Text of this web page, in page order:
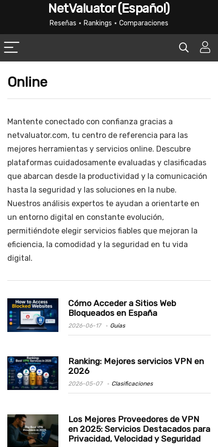
NetValuator (Español)
Reseñas ⋆ Rankings ⋆ Comparaciones
Online
Mantente conectado con confianza gracias a
netvaluator.com, tu centro de referencia para las
mejores herramientas y servicios online. Descubre
plataformas cuidadosamente evaluadas y clasificadas
que abarcan desde la productividad y la comunicación
hasta la seguridad y las soluciones en la nube.
Nuestros análisis expertos te ayudan a orientarte en
un entorno digital en constante evolución,
permitiéndote elegir servicios fiables que mejoran la
eficiencia, la comodidad y la seguridad en tu vida
digital.
Cómo Acceder a Sitios Web
Bloqueados en España
2026-06-17 Guías
Ranking: Mejores servicios VPN en
2026
2026-05-07 Clasificaciones
Los Mejores Proveedores de VPN
en 2025: Servicios Destacados para
Privacidad, Velocidad y Seguridad